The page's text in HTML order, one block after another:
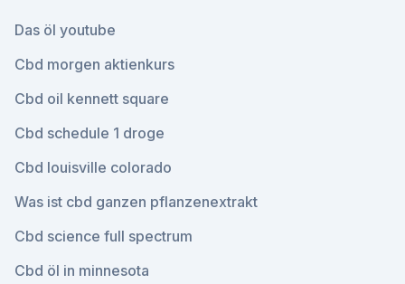
Das öl youtube
Cbd morgen aktienkurs
Cbd oil kennett square
Cbd schedule 1 droge
Cbd louisville colorado
Was ist cbd ganzen pflanzenextrakt
Cbd science full spectrum
Cbd öl in minnesota